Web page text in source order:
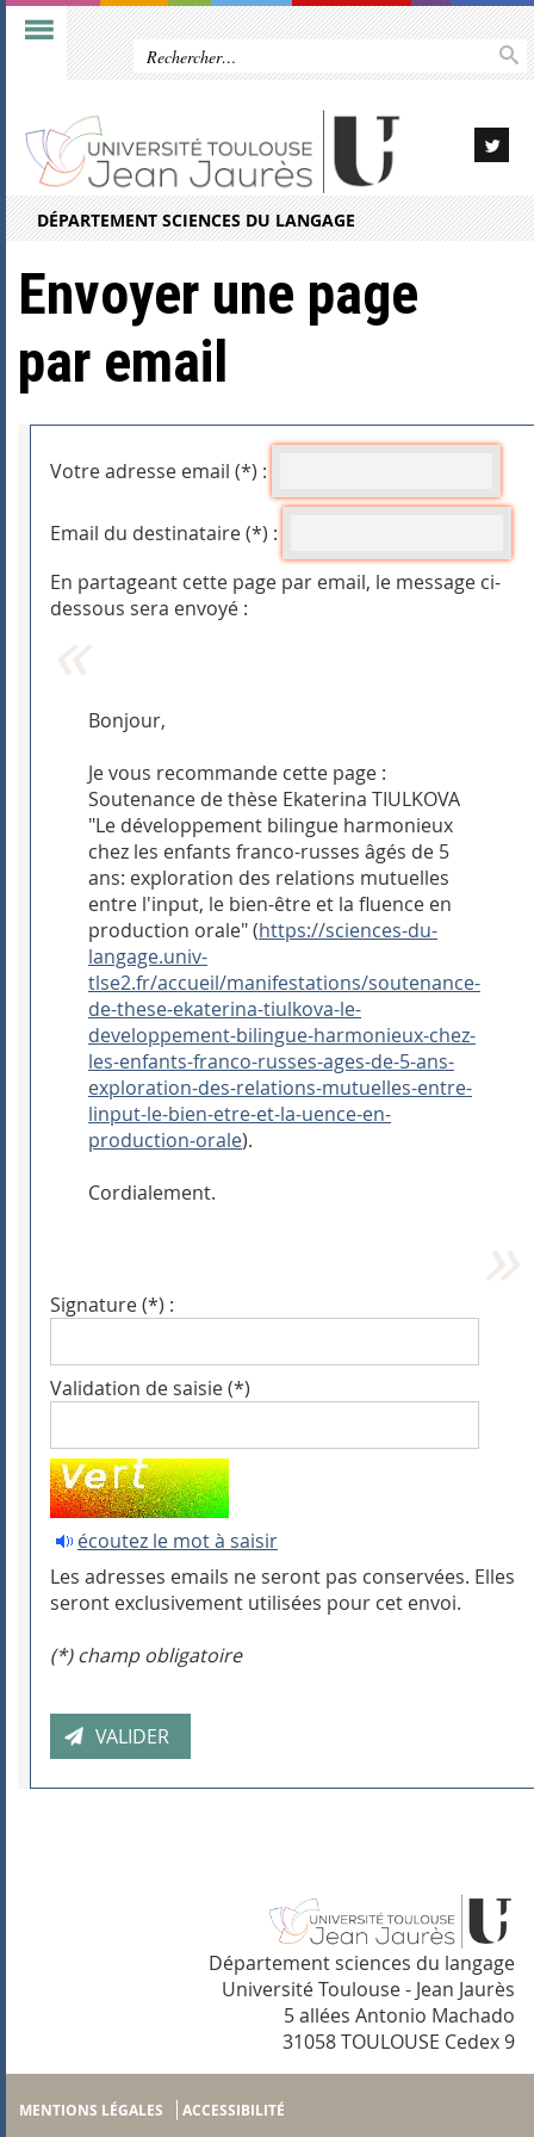
DÉPARTEMENT SCIENCES DU LANGAGE
Envoyer une page
par email
Votre adresse email (*) :
Email du destinataire (*) :
En partageant cette page par email, le message ci-
dessous sera envoyé :
Bonjour,
Je vous recommande cette page :
Soutenance de thèse Ekaterina TIULKOVA
"Le développement bilingue harmonieux
chez les enfants franco-russes âgés de 5
ans: exploration des relations mutuelles
entre l'input, le bien-être et la fluence en
production orale" (https://sciences-du-
langage.univ-
tlse2.fr/accueil/manifestations/soutenance-
de-these-ekaterina-tiulkova-le-
developpement-bilingue-harmonieux-chez-
les-enfants-franco-russes-ages-de-5-ans-
exploration-des-relations-mutuelles-entre-
linput-le-bien-etre-et-la-uence-en-
production-orale).
Cordialement.
Signature (*) :
Validation de saisie (*)
écoutez le mot à saisir
Les adresses emails ne seront pas conservées. Elles
seront exclusivement utilisées pour cet envoi.
(*) champ obligatoire
Département sciences du langage
Université Toulouse - Jean Jaurès
5 allées Antonio Machado
31058 TOULOUSE Cedex 9
MENTIONS LÉGALES ACCESSIBILITÉ